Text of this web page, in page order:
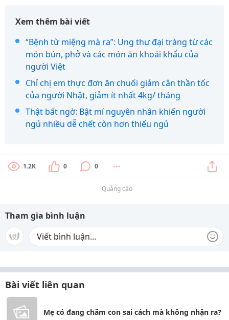
Xem thêm bài viết
“Bệnh từ miệng mà ra”: Ung thư đại tràng từ các
món bún, phở và các món ăn khoái khẩu của
người Việt
Chỉ chị em thực đơn ăn chuối giảm cân thần tốc
của người Nhật, giảm ít nhất 4kg/ tháng
Thật bất ngờ: Bật mí nguyên nhân khiến người
ngủ nhiều dễ chết còn hơn thiếu ngủ
1.2K 0 0
Quảng cáo
Tham gia bình luận
Bài viết liên quan
Mẹ có đang chăm con sai cách mà không nhận ra?